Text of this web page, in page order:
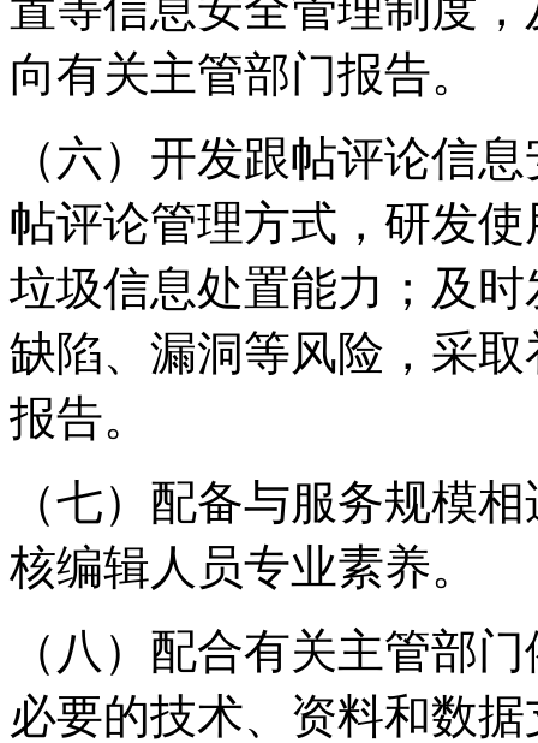
向有关主管部门报告。
（六）开发跟帖评论信
帖评论管理方式，研发
垃圾信息处置能力；及
缺陷、漏洞等风险，采
报告。
（七）配备与服务规模
核编辑人员专业素养。
（八）配合有关主管部
必要的技术、资料和数